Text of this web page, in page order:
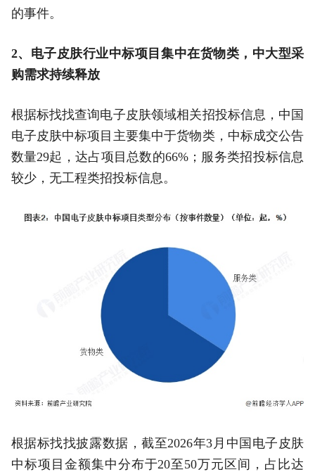
的事件。
2、电子皮肤行业中标项目集中在货物类，中大型采
购需求持续释放
根据标找找查询电子皮肤领域相关招投标信息，中国
电子皮肤中标项目主要集中于货物类，中标成交公告
数量29起，达占项目总数的66%；服务类招投标信息
较少，无工程类招投标信息。
根据标找找披露数据，截至2026年3月中国电子皮肤
中标项目金额集中分布于20至50万元区间，占比达